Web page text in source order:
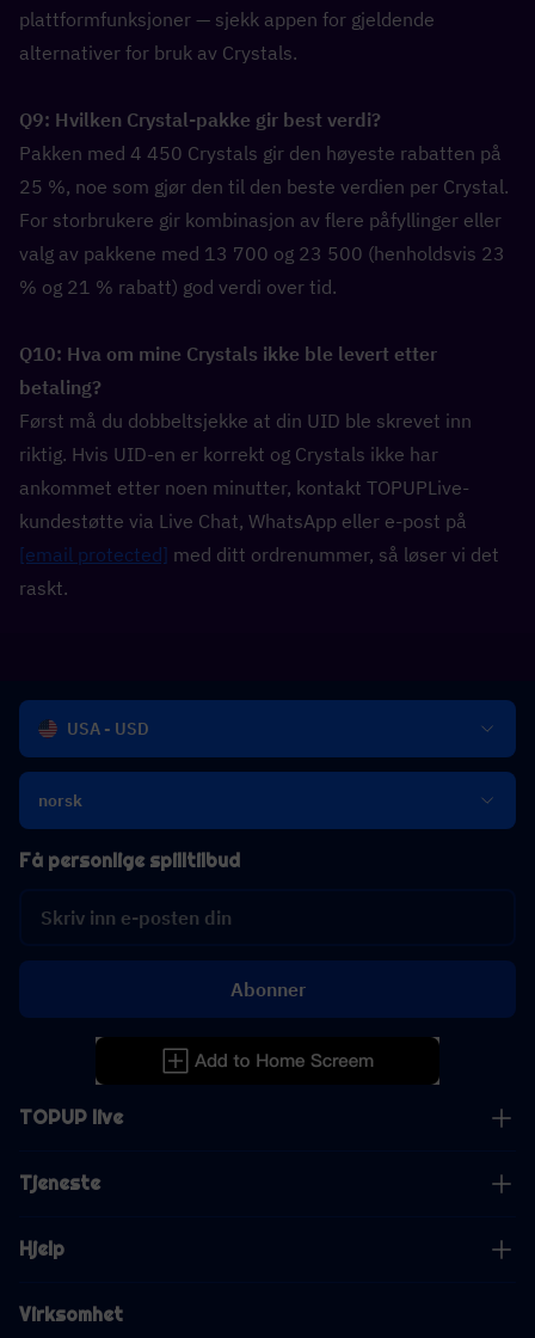
plattformfunksjoner — sjekk appen for gjeldende
alternativer for bruk av Crystals.
Q9: Hvilken Crystal-pakke gir best verdi?
Pakken med 4 450 Crystals gir den høyeste rabatten på
25 %, noe som gjør den til den beste verdien per Crystal.
For storbrukere gir kombinasjon av flere påfyllinger eller
valg av pakkene med 13 700 og 23 500 (henholdsvis 23
% og 21 % rabatt) god verdi over tid.
Q10: Hva om mine Crystals ikke ble levert etter
betaling?
Først må du dobbeltsjekke at din UID ble skrevet inn
riktig. Hvis UID-en er korrekt og Crystals ikke har
ankommet etter noen minutter, kontakt TOPUPLive-
[email protected] med ditt ordrenummer, så løser vi det
raskt.
USA - USD
norsk
TOPUP live
Tjeneste
Hjelp
Virksomhet
Få personlige spilltilbud
Abonner